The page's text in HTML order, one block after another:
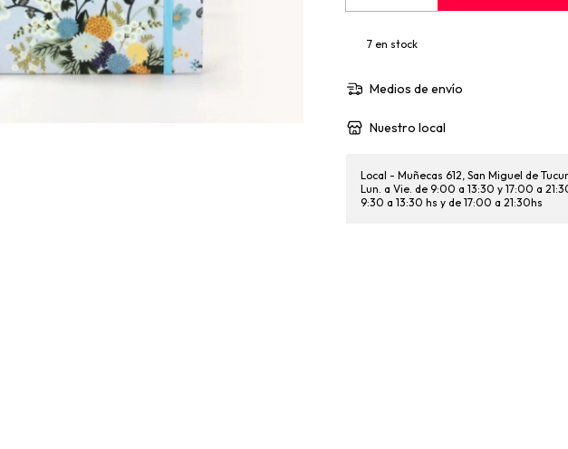
7en stock
Medios de envío
Nuestro local
Local - Muñecas 612, San Miguel de
Lun. a Vie. de 9:00 a 13:30 y 17:00 a
9:30 a 13:30 hs y de 17:00 a 21:30hs